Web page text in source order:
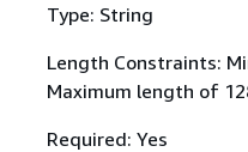
Type: String
Length Constraints:
Maximum length of
Required: Yes